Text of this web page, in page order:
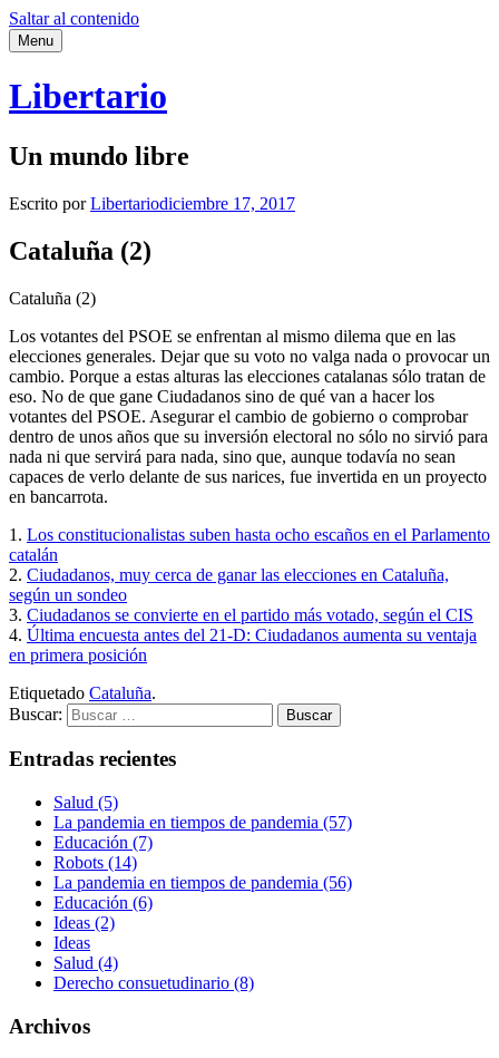
Saltar al contenido
Menu
Libertario
Un mundo libre
Escrito porLibertariodiciembre 17, 2017
Cataluña (2)
Cataluña (2)
Los votantes del PSOE se enfrentan al mismo dilema que en las
elecciones generales. Dejar que su voto no valga nada o provocar un
cambio. Porque a estas alturas las elecciones catalanas sólo tratan de
eso. No de que gane Ciudadanos sino de qué van a hacer los
votantes del PSOE. Asegurar el cambio de gobierno o comprobar
dentro de unos años que su inversión electoral no sólo no sirvió para
nada ni que servirá para nada, sino que, aunque todavía no sean
capaces de verlo delante de sus narices, fue invertida en un proyecto
en bancarrota.
1. Los constitucionalistas suben hasta ocho escaños en el Parlamento
catalán
2. Ciudadanos, muy cerca de ganar las elecciones en Cataluña,
según un sondeo
3. Ciudadanos se convierte en el partido más votado, según el CIS
4. Última encuesta antes del 21-D: Ciudadanos aumenta su ventaja
en primera posición
Etiquetado Cataluña.
Buscar:
Entradas recientes
Salud (5)
La pandemia en tiempos de pandemia (57)
Educación (7)
Robots (14)
La pandemia en tiempos de pandemia (56)
Educación (6)
Ideas (2)
Ideas
Salud (4)
Derecho consuetudinario (8)
Archivos